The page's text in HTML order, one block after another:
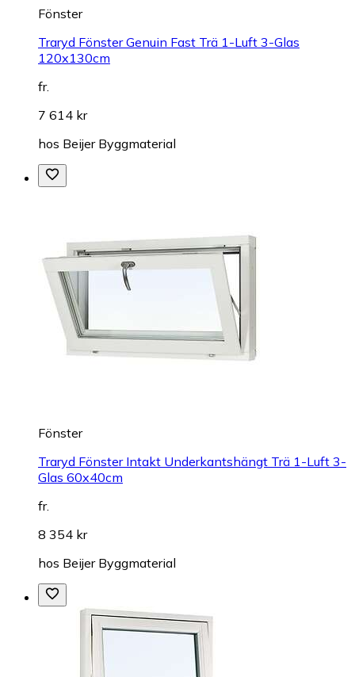
Fönster
Traryd Fönster Genuin Fast Trä 1-Luft 3-Glas
120x130cm
fr.
7 614 kr
hos Beijer Byggmaterial
Fönster
Traryd Fönster Intakt Underkantshängt Trä 1-Luft 3-
Glas 60x40cm
fr.
8 354 kr
hos Beijer Byggmaterial